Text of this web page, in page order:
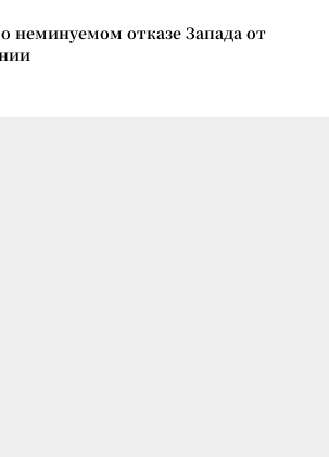
неминуемом отказе Запада от